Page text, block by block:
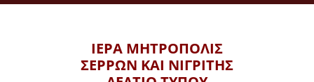
ΙΕΡΑ ΜΗΤΡΟΠΟΛΙΣ
ΣΕΡΡΩΝ ΚΑΙ ΝΙΓΡΙΤΗΣ